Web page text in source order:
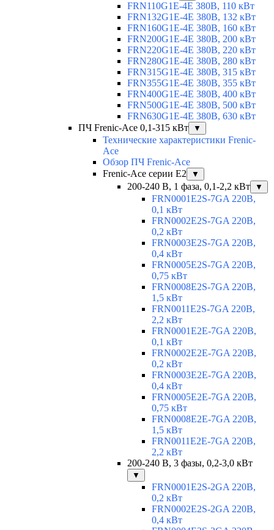
FRN110G1E-4E 380В, 110 кВт
FRN132G1E-4E 380В, 132 кВт
FRN160G1E-4E 380В, 160 кВт
FRN200G1E-4E 380В, 200 кВт
FRN220G1E-4E 380В, 220 кВт
FRN280G1E-4E 380В, 280 кВт
FRN315G1E-4E 380В, 315 кВт
FRN355G1E-4E 380В, 355 кВт
FRN400G1E-4E 380В, 400 кВт
FRN500G1E-4E 380В, 500 кВт
FRN630G1E-4E 380В, 630 кВт
ПЧ Frenic-Ace 0,1-315 кВт
▼
Технические характеристики Frenic-
Ace
Обзор ПЧ Frenic-Ace
Frenic-Ace серии E2
▼
200-240 В, 1 фаза, 0,1-2,2 кВт ▼
FRN0001E2S-7GA 220В,
0,1 кВт
FRN0002E2S-7GA 220В,
0,2 кВт
FRN0003E2S-7GA 220В,
0,4 кВт
FRN0005E2S-7GA 220В,
0,75 кВт
FRN0008E2S-7GA 220В,
1,5 кВт
FRN0011E2S-7GA 220В,
2,2 кВт
FRN0001E2E-7GA 220В,
0,1 кВт
FRN0002E2E-7GA 220В,
0,2 кВт
FRN0003E2E-7GA 220В,
0,4 кВт
FRN0005E2E-7GA 220В,
0,75 кВт
FRN0008E2E-7GA 220В,
1,5 кВт
FRN0011E2E-7GA 220В,
2,2 кВт
200-240 В, 3 фазы, 0,2-3,0 кВт
▼
FRN0001E2S-2GA 220В,
0,2 кВт
FRN0002E2S-2GA 220В,
0,4 кВт